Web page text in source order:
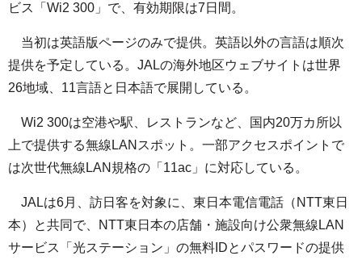
ビス「Wi2 300」で、有効期限は7日間。
当初は英語版ページのみで提供。英語以外の言語は順次
提供を予定している。JALの海外地区ウェブサイトは世界
26地域、11言語と日本語で展開している。
Wi2 300は空港や駅、レストランなど、国内20万カ所以
上で提供する無線LANスポット。一部アクセスポイントで
は次世代無線LAN規格の「11ac」に対応している。
JALは6月、訪日客を対象に、東日本電信電話（NTT東日
本）と共同で、NTT東日本の店舗・施設向け公衆無線LAN
サービス「光ステーション」の無料IDとパスワードの提供